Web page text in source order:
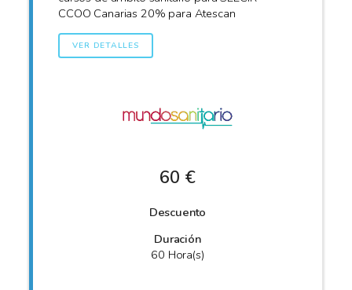
CCOO Canarias 20% para Atescan
VER DETALLES
60 €
Descuento
Duración
60 Hora(s)